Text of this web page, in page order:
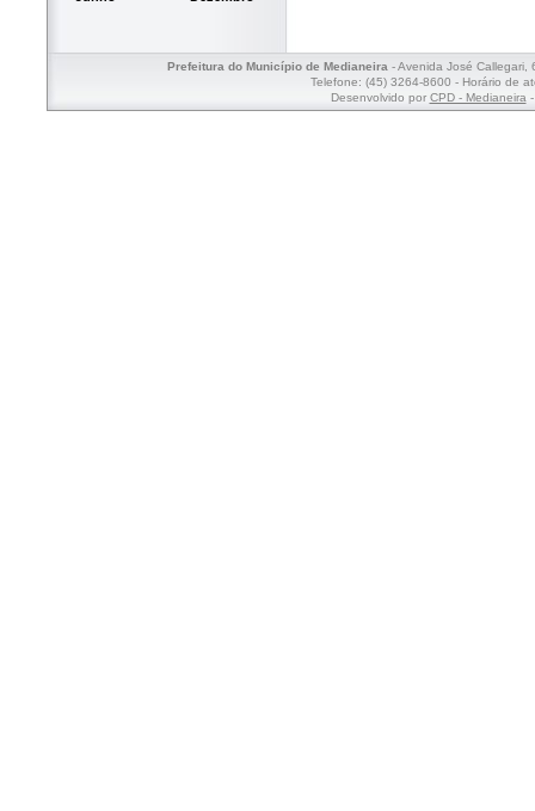
Prefeitura do Município de Medianeira- Avenida José Callegari,
Telefone: (45) 3264-8600 - Horário de
Desenvolvido por CPD - Medianeira-